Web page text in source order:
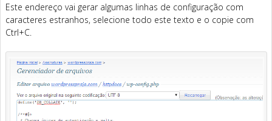
Este endereço vai gerar algumas linhas de configuração com
caracteres estranhos, selecione todo este texto e o copie com
Ctrl+C.